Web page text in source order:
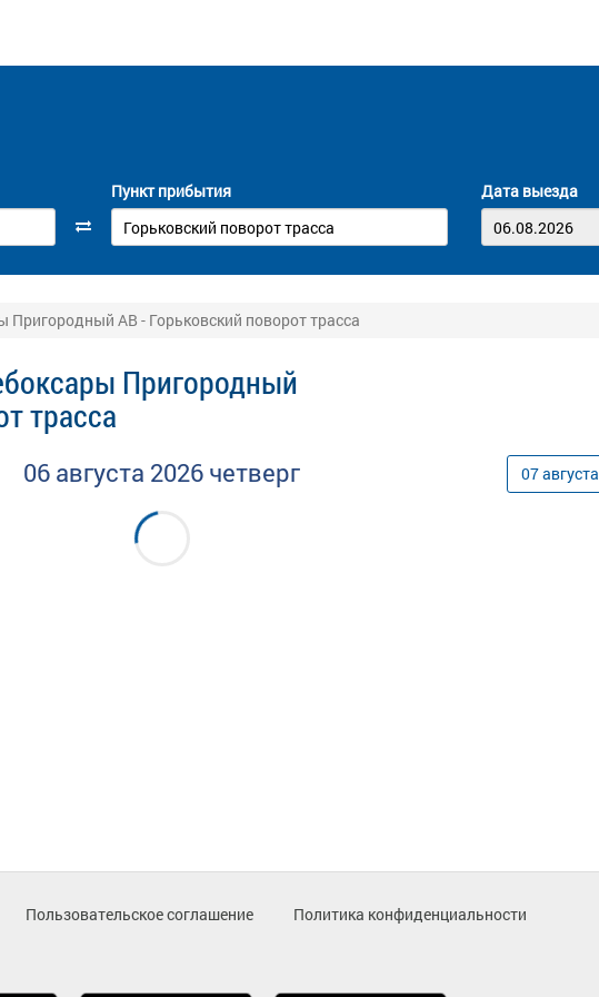
Пункт прибытия Дата выезда
Пригородный АВ - Горьковский поворот трасса
Пригородный
трасса
06 августа 2026 четверг 07августа
Пользовательское соглашение
Политика конфиденциальности